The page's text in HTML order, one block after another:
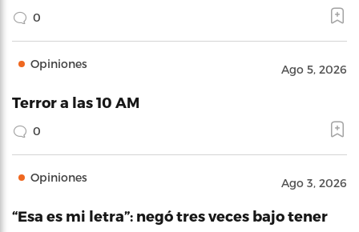
0
Opiniones Ago 5, 2026
Terror a las 10 AM
0
Opiniones Ago 3, 2026
“Esa es mi letra”: negó tres veces bajo tener